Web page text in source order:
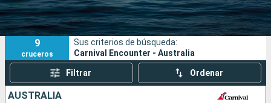
Puertos Compañías
Buscar
9
cruceros
Sus criterios de búsqueda:
Carnival Encounter - Australia
Filtrar Ordenar
AUSTRALIA